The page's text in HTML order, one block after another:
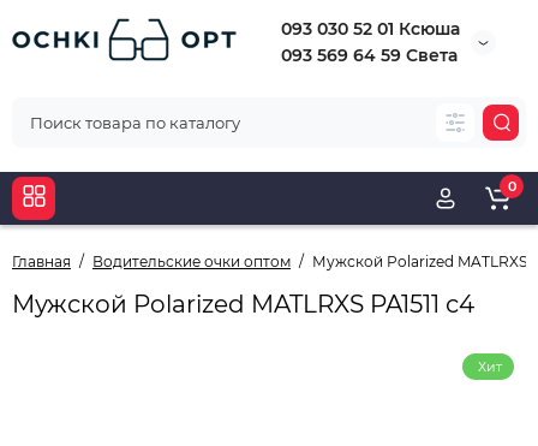
093 030 52 01 Ксюша
093 569 64 59 Света
0
Главная Водительские очки оптом Мужской Polarized MATLRXS
Мужской Polarized MATLRXS PA1511 с4
Хит